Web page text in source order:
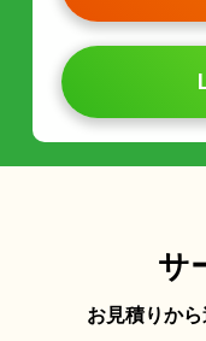
サ
お見積りか